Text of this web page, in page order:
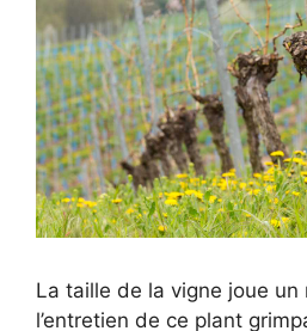
La taille de la vigne joue
l’entretien de ce plant